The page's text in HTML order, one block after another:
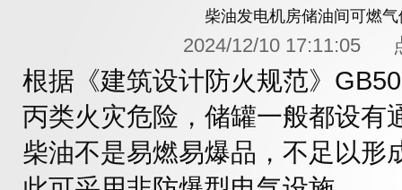
柴油发电机房储油间可燃
2024/12/10 17:11:05
根据《建筑设计防火规范》
丙类火灾危险，储罐一般都设有
柴油不是易燃易爆品，不足以形